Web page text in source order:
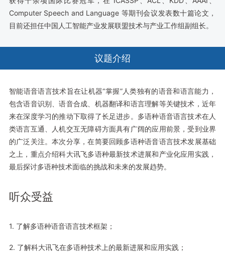
Computer Speech and Language 等期刊会议发表数十篇论文，
目前还担任中国人工智能产业发展联盟技术与产业工作组副组长。
议题介绍
智能语音语言技术旨在让机器“掌握”人类独有的语音和语言能力，
包含语音识别、语音合成、机器翻译和语言理解等关键技术，近年
来在深度学习的推动下取得了长足进步。多语种语音语言技术在人
类语言互通、人机交互无障碍方面具有广阔的应用前景，受到业界
的广泛关注。本次分享，在简要回顾多语种语音语言技术发展基础
之上，重点介绍科大讯飞多语种最新技术进展和产业化应用实践，
最后探讨多语种技术面临的挑战和未来的发展趋势。
听众受益
1. 了解多语种语音语言技术框架；
2. 了解科大讯飞在多语种技术上的最新进展和应用实践；